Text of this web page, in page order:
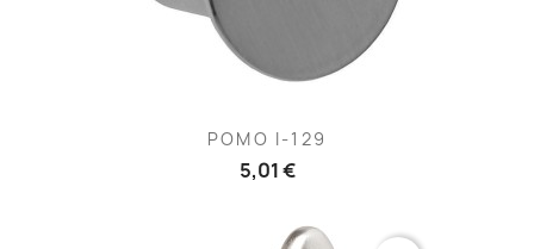
POMO I-129
5,01 €